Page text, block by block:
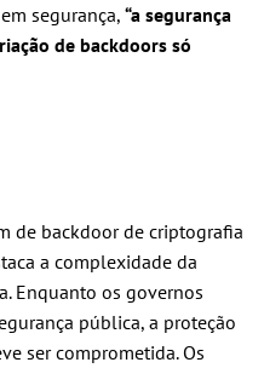
segurança, “a segurança
de backdoors só
de backdoor de criptografia
a complexidade da
Enquanto os governos
pública, a proteção
ser comprometida. Os